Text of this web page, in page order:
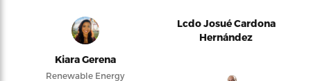
Kiara Gerena
Renewable Energy
Lcdo Josué Cardona
Hernández